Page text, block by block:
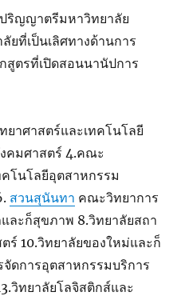
ริญญาตรีมหาวิทยาลัย
ยที่เป็นเลิศทางด้านการ
สูตรที่เปิดสอนนานัปการ
าศาสตร์และเทคโนโลยี
คมศาสตร์ 4.คณะ
โนโลยีอุตสาหกรรม
สวนสุนันทา คณะวิทยาการ
ละก็สุขภาพ 8.วิทยาลัยสถา
ร์ 10.วิทยาลัยของใหม่และก็
จัดการอุตสาหกรรมบริการ
วิทยาลัยโลจิสติกส์และ